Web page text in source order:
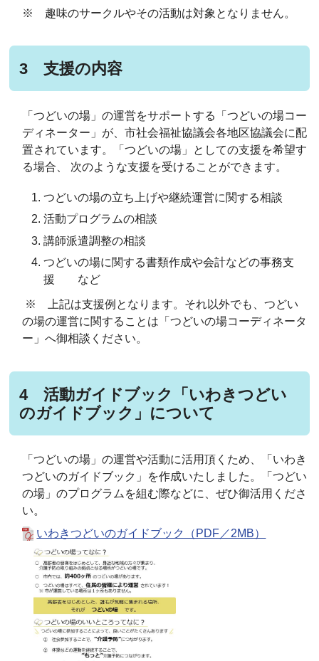
※ 趣味のサークルやその活動は対象となりません。
3 支援の内容
「つどいの場」の運営をサポートする「つどいの場コー
ディネーター」が、市社会福祉協議会各地区協議会に配
置されています。「つどいの場」としての支援を希望す
る場合、 次のような支援を受けることができます。
つどいの場の立ち上げや継続運営に関する相談
活動プログラムの相談
講師派遣調整の相談
つどいの場に関する書類作成や会計などの事務支
援 など
※ 上記は支援例となります。それ以外でも、つどい
の場の運営に関することは「つどいの場コーディネータ
ー」へ御相談ください。
4 活動ガイドブック「いわきつどい
のガイドブック」について
「つどいの場」の運営や活動に活用頂くため、「いわき
つどいのガイドブック」を作成いたしました。「つどい
の場」のプログラムを組む際などに、ぜひ御活用くださ
い。
いわきつどいのガイドブック（PDF／2MB）